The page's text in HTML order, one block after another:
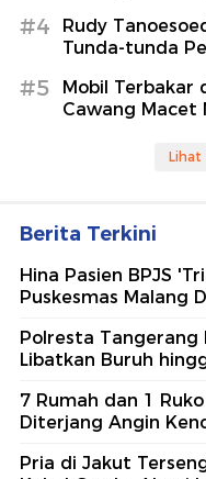
#4
Rudy
Tunda-tunda
#5
Mobil Terbakar
Cawang Macet
Lihat
Berita Terkini
Hina Pasien BPJS
Puskesmas Malang
Polresta Tangerang
Libatkan Buruh
7 Rumah dan 1
Diterjang Angin
Pria di Jakut